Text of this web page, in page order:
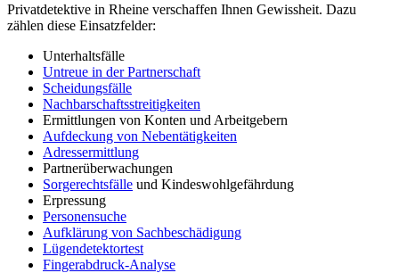
Privatdetektive in Rheine verschaffen Ihnen Gewissheit. Dazu
zählen diese Einsatzfelder:
Unterhaltsfälle
Untreue in der Partnerschaft
Scheidungsfälle
Nachbarschaftsstreitigkeiten
Ermittlungen von Konten und Arbeitgebern
Aufdeckung von Nebentätigkeiten
Adressermittlung
Partnerüberwachungen
Sorgerechtsfälle und Kindeswohlgefährdung
Erpressung
Personensuche
Aufklärung von Sachbeschädigung
Lügendetektortest
Fingerabdruck-Analyse